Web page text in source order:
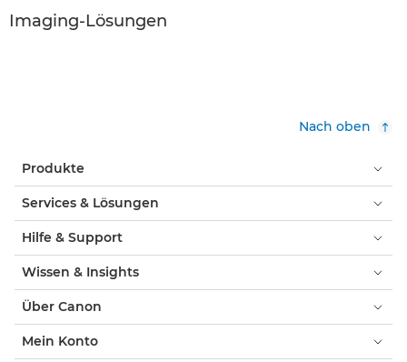
Imaging-Lösungen
Nach oben
Produkte
Services & Lösungen
Hilfe & Support
Wissen & Insights
Über Canon
Mein Konto